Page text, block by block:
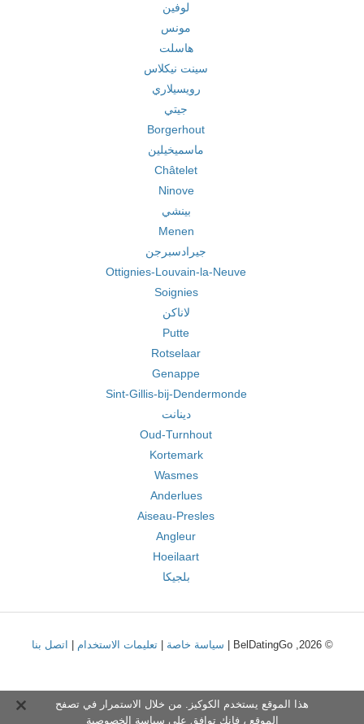
لوفين
مونس
هاسلت
سينت نيكلاس
رويسيلاري
جيتي
Borgerhout
ماسميخيلين
Châtelet
Ninove
بينشي
Menen
جيرادسبرجن
Ottignies-Louvain-la-Neuve
Soignies
لاناكن
Putte
Rotselaar
Genappe
Sint-Gillis-bij-Dendermonde
دينانت
Oud-Turnhout
Kortemark
Wasmes
Anderlues
Aiseau-Presles
Angleur
Hoeilaart
بلجيكا
© 2026, BelDatingGo | سياسة خاصة |تعليمات الاستخدام اتصل بنا
هذا الموقع يستخدم الكوكيز. من خلال الاستمرار في تصفح
الموقع ، فإنك توافق على سياسة الخصوصية